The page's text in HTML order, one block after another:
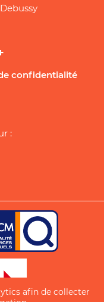
confidentialité
:
afin de collecter